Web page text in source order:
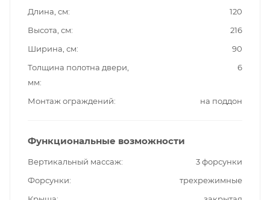
Длина, см
120
Высота, см
216
Ширина, см
90
Толщина полотна двери,
мм
6
Монтаж ограждений на поддон
Функциональные возможности
Вертикальный массаж
3 форсунки
Форсунки
трехрежимные